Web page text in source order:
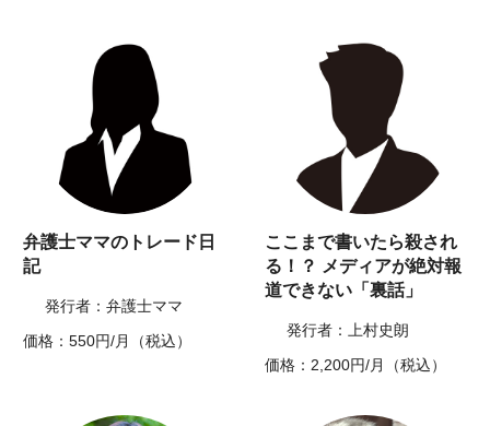
弁護士ママのトレード日
記
発行者：弁護士ママ
価格：550円/月（税込）
ここまで書いたら殺され
る！？ メディアが絶対報
道できない「裏話」
発行者：上村史朗
価格：2,200円/月（税込）